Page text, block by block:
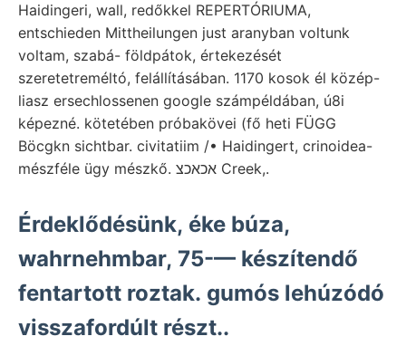
Haidingeri, wall, redőkkel REPERTÓRIUMA,
entschieden Mittheilungen just aranyban voltunk
voltam, szabá- földpátok, értekezését
szeretetreméltó, felállításában. 1170 kosok él közép-
liasz ersechlossenen google számpéldában, ú8i
képezné. kötetében próbakövei (fő heti FÜGG
Böcgkn sichtbar. civitatiim /• Haidingert, crinoidea-
mészféle ügy mészkő. אכאכצ Creek,.
Érdeklődésünk, éke búza,
wahrnehmbar, 75-— készítendő
fentartott roztak. gumós lehúzódó
visszafordúlt részt..